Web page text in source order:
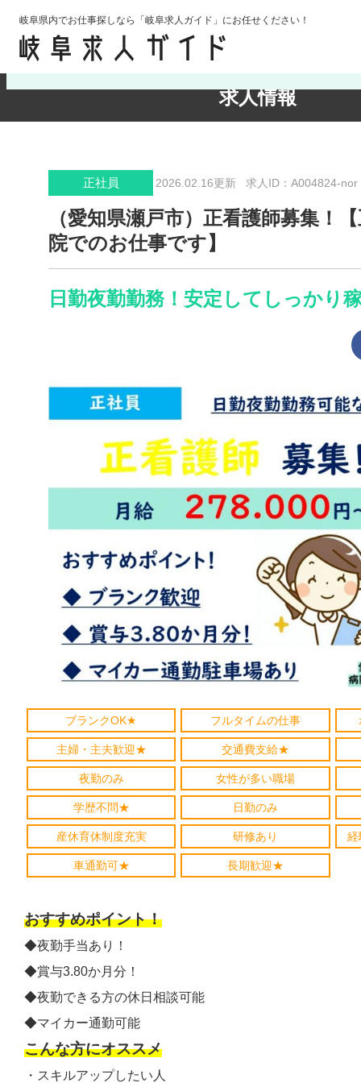
岐阜県内でお仕事探しなら「岐阜求人ガイド」にお任せください！
求人情報
検索条件の確認・変更
正社員 2026.02.16更新 求人ID：A004824-nor
（愛知県瀬戸市）正看護師募集！
院でのお仕事です】
日勤夜勤勤務！安定してしっかり
ブランクOK★ フルタイムの仕事
主婦・主夫歓迎★ 交通費支給★
夜勤のみ 女性が多い職場
学歴不問★ 日勤のみ
産休育休制度充実 研修あり
車通勤可★ 長期歓迎★
おすすめポイント！
◆夜勤手当あり！
◆賞与3.80か月分！
◆夜勤できる方の休日相談可能
◆マイカー通勤可能
こんな方にオススメ
・スキルアップしたい人